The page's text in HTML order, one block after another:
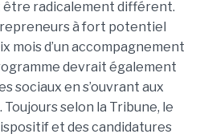
radi­ca­le­ment dif­fé­rent.
à fort poten­tiel
mois d’un accom­pa­gne­ment
devrait également
sociaux en s’ouvrant aux
selon la Tribune, le
et des candidatures